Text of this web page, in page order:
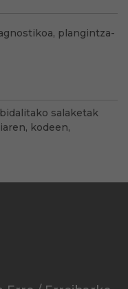
plangintza-
salaketak
kodeen,